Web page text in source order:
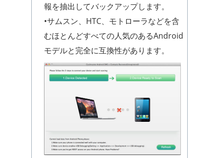
報を抽出してバックアップします。
•サムスン、HTC、モトローラなどを含
むほとんどすべての人気のあるAndroid
モデルと完全に互換性があります。